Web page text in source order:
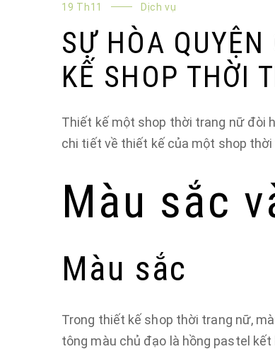
19 Th11 Dịch vụ
SỰ HÒA
KẾ SHOP THỜI
Thiết kế một shop thời trang nữ đòi
chi tiết về thiết kế của một shop
Màu sắc
Màu sắc
Trong thiết kế shop thời trang nữ,
tông màu chủ đạo là hồng pastel